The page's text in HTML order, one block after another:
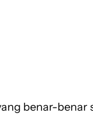
benar-benar